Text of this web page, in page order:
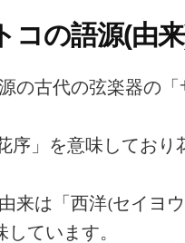
コの語源(由
の古代の弦楽器の
序」を意味しており
来は「西洋(セイヨ
ています。